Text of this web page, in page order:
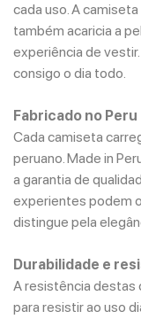
cada uso. A
também acaricia a
experiência de
consigo o dia todo.
Fabricado no Peru
Cada camiseta
peruano. Made in
a garantia de
experientes podem
distingue pela
Durabilidade e
A resistência destas
para resistir ao uso